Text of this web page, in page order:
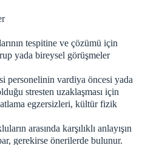
tespitine ve çözümü için
yada bireysel görüşmeler
personelinin vardiya öncesi yada
stresten uzaklaşması için
egzersizleri, kültür fizik
arasında karşılıklı anlayışın
gerekirse önerilerde bulunur.